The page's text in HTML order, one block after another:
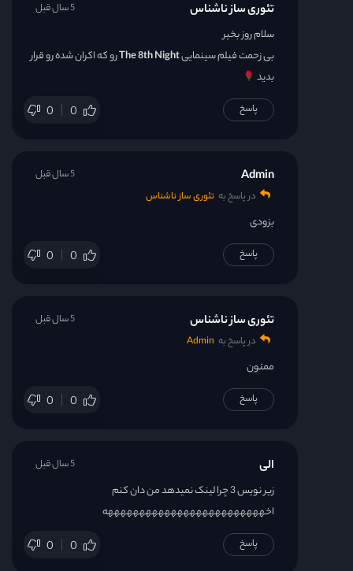
تئوری ساز ناشناس
سلام روز بخیر
بی زحمت فیلم سینماییThe 8th Nightرو که اکران شده رو قرار
بدید
0 0
5 سال قبل
پاسخ
Admin
در پاسخ به تئوری ساز ناشناس
بزودی
0 0
5 سال قبل
پاسخ
تئوری ساز ناشناس
در پاسخ به Admin
ممنون
0 0
5 سال قبل
پاسخ
الی
زیر نویس 3 چرا لینک نمیدهد من دان کنم
اخهههههههههههههههههههههههههه
0 0
5 سال قبل
پاسخ